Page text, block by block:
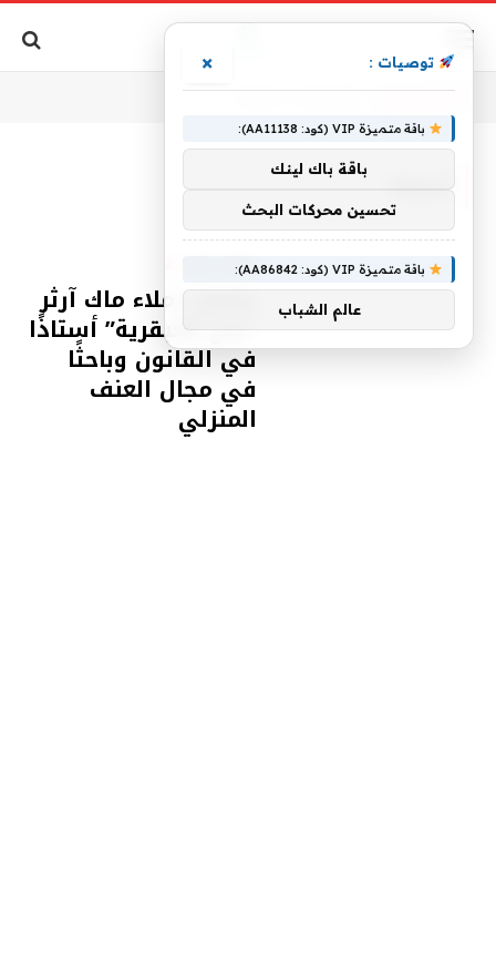
مقالات قانونية
يشمل زملاء ماك آرثر
“منح العبقرية” أستاذًا
في القانون وباحثًا
في مجال العنف
المنزلي
توصيات : ×
باقة متميزة VIP (كود: AA11138):
باقة باك لينك
تحسين محركات البحث
باقة متميزة VIP (كود: AA86842):
عالم الشباب